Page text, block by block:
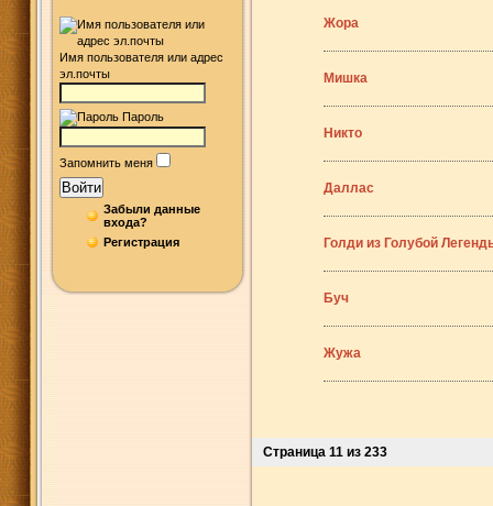
Имя пользователя или адрес
эл.почты
Пароль
Запомнить меня
Войти
Забыли данные
входа?
Регистрация
Жора
Мишка
Никто
Даллас
Голди из Голубой
Буч
Жужа
Страница 11 из 233